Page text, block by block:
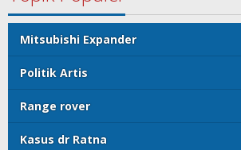
Mitsubishi Expander
Politik Artis
Range rover
Kasus dr Ratna